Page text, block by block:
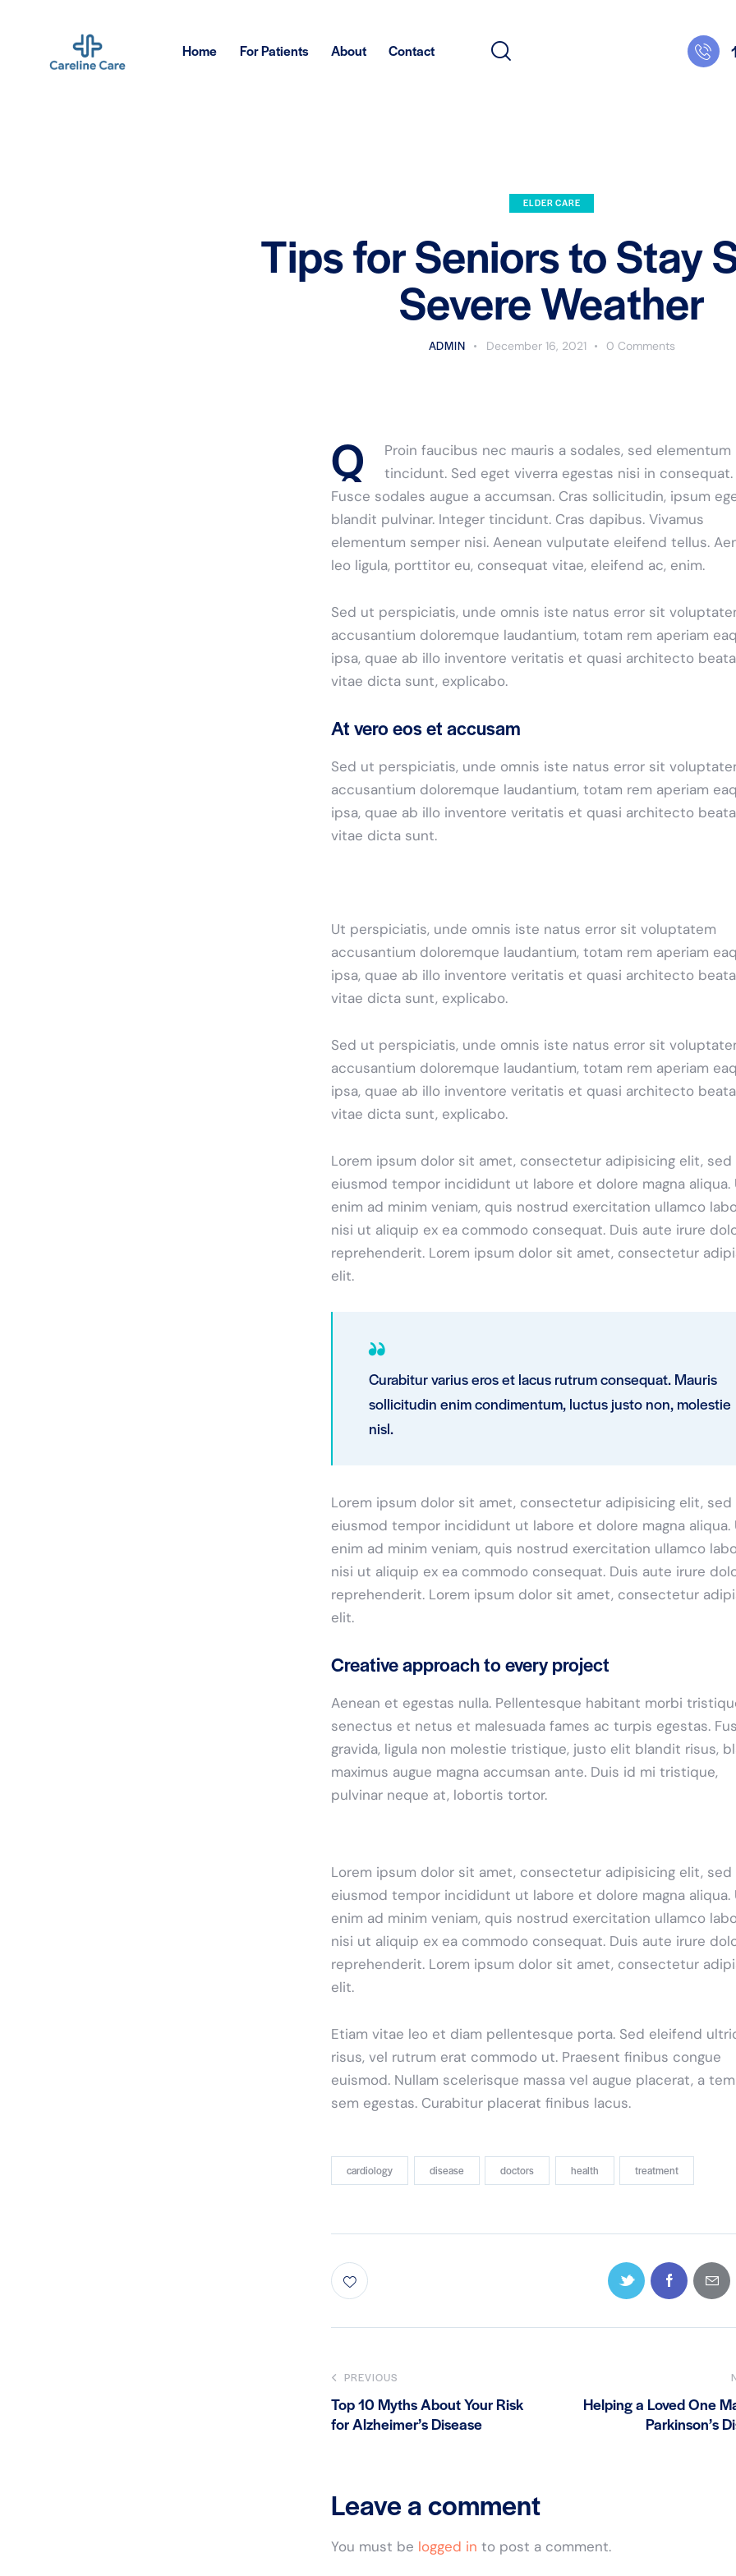
Home For Patients About Contact
ELDER CARE
Tips for Seniors to Stay
Severe Weather
ADMIN December 16, 2021 0 Comments
Q
Proin faucibus nec mauris a sodales, sed elementum
tincidunt. Sed eget viverra egestas nisi in consequat.
Fusce sodales augue a accumsan. Cras sollicitudin, ipsum
blandit pulvinar. Integer tincidunt. Cras dapibus. Vivamus
elementum semper nisi. Aenean vulputate eleifend tellus.
leo ligula, porttitor eu, consequat vitae, eleifend ac, enim.
Sed ut perspiciatis, unde omnis iste natus error sit
accusantium doloremque laudantium, totam rem aperiam
ipsa, quae ab illo inventore veritatis et quasi architecto
vitae dicta sunt, explicabo.
At vero eos et accusam
Sed ut perspiciatis, unde omnis iste natus error sit
accusantium doloremque laudantium, totam rem aperiam
ipsa, quae ab illo inventore veritatis et quasi architecto
vitae dicta sunt.
Ut perspiciatis, unde omnis iste natus error sit voluptatem
accusantium doloremque laudantium, totam rem aperiam
ipsa, quae ab illo inventore veritatis et quasi architecto
vitae dicta sunt, explicabo.
Sed ut perspiciatis, unde omnis iste natus error sit
accusantium doloremque laudantium, totam rem aperiam
ipsa, quae ab illo inventore veritatis et quasi architecto
vitae dicta sunt, explicabo.
Lorem ipsum dolor sit amet, consectetur adipisicing elit, sed
eiusmod tempor incididunt ut labore et dolore magna aliqua.
enim ad minim veniam, quis nostrud exercitation ullamco
nisi ut aliquip ex ea commodo consequat. Duis aute irure
reprehenderit. Lorem ipsum dolor sit amet, consectetur
elit.
Curabitur varius eros et lacus rutrum consequat. Mauris
sollicitudin enim condimentum, luctus justo non, molestie
nisl.
Lorem ipsum dolor sit amet, consectetur adipisicing elit, sed
eiusmod tempor incididunt ut labore et dolore magna aliqua.
enim ad minim veniam, quis nostrud exercitation ullamco
nisi ut aliquip ex ea commodo consequat. Duis aute irure
reprehenderit. Lorem ipsum dolor sit amet, consectetur
elit.
Creative approach to every project
Aenean et egestas nulla. Pellentesque habitant morbi
senectus et netus et malesuada fames ac turpis egestas.
gravida, ligula non molestie tristique, justo elit blandit risus,
maximus augue magna accumsan ante. Duis id mi tristique,
pulvinar neque at, lobortis tortor.
Lorem ipsum dolor sit amet, consectetur adipisicing elit, sed
eiusmod tempor incididunt ut labore et dolore magna aliqua.
enim ad minim veniam, quis nostrud exercitation ullamco
nisi ut aliquip ex ea commodo consequat. Duis aute irure
reprehenderit. Lorem ipsum dolor sit amet, consectetur
elit.
Etiam vitae leo et diam pellentesque porta. Sed eleifend
risus, vel rutrum erat commodo ut. Praesent finibus congue
euismod. Nullam scelerisque massa vel augue placerat, a
sem egestas. Curabitur placerat finibus lacus.
cardiology disease doctors health treatment
PREVIOUS
Top 10 Myths About Your Risk
for Alzheimer’s Disease
Helping a Loved One
Parkinson’s
Leave a comment
You must be logged in to post a comment.